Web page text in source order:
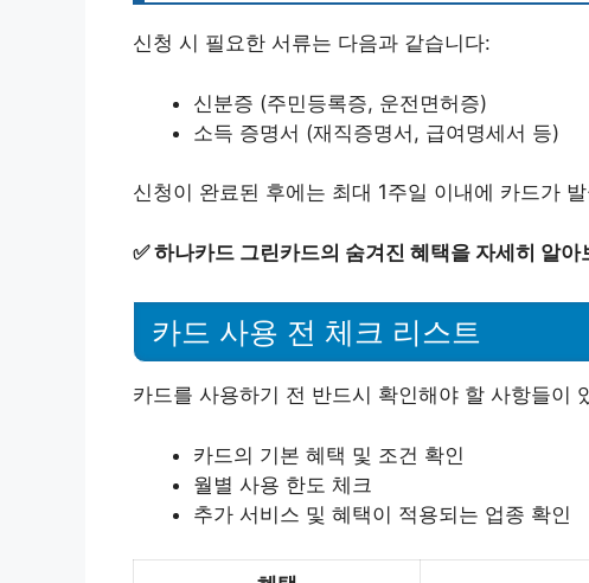
신청 시 필요한 서류는 다음과 같습니다:
신분증 (주민등록증, 운전면허증)
소득 증명서 (재직증명서, 급여명세서 등)
신청이 완료된 후에는 최대 1주일 이내에 카드가
✅하나카드 그린카드의 숨겨진 혜택을 자세히 알아
카드 사용 전 체크 리스트
카드를 사용하기 전 반드시 확인해야 할 사항들이
카드의 기본 혜택 및 조건 확인
월별 사용 한도 체크
추가 서비스 및 혜택이 적용되는 업종 확인